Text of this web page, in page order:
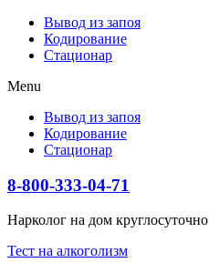
Вывод из запоя
Кодирование
Стационар
Menu
Вывод из запоя
Кодирование
Стационар
8-800-333-04-71
Нарколог на дом круглосуточно
Тест на алкоголизм